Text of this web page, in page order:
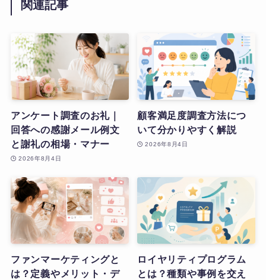
関連記事
アンケート調査のお礼｜
回答への感謝メール例文
と謝礼の相場・マナー
2026年8月4日
顧客満足度調査方法につ
いて分かりやすく解説
2026年8月4日
ファンマーケティングと
は？定義やメリット・デ
ロイヤリティプログラム
とは？種類や事例を交え